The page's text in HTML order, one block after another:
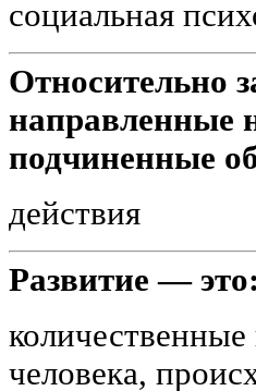
социальная
Относительно
направленные
подчиненные
действия
Развитие — это:
человека,